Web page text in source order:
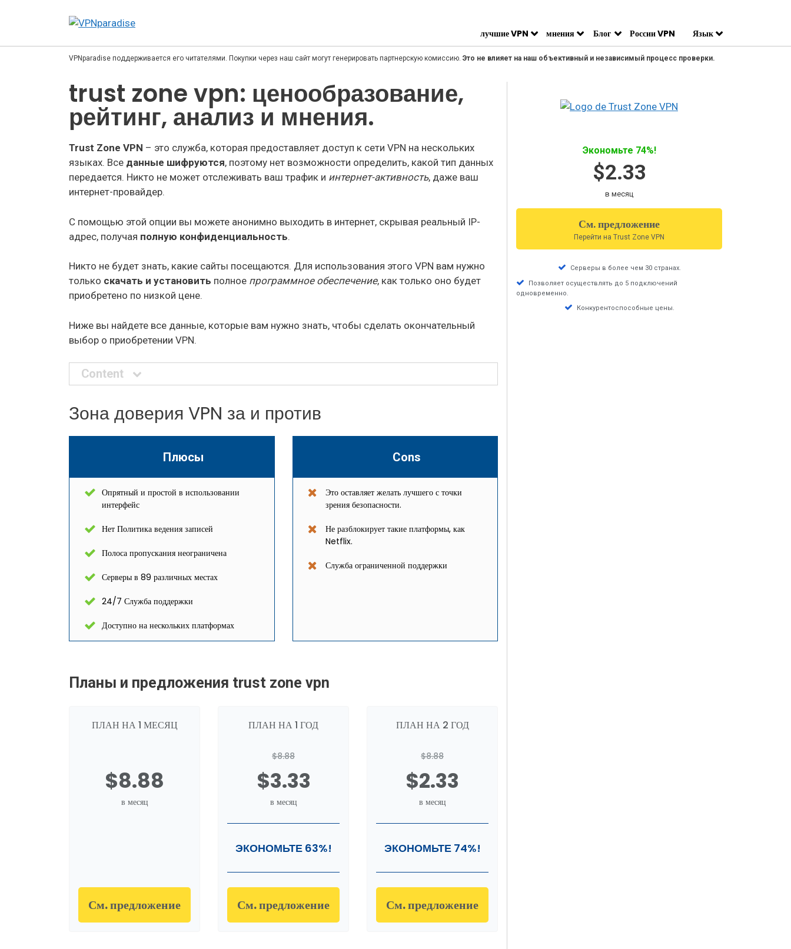
лучшие VPN мнения Блог России VPN Язык
VPNparadise поддерживается его читателями. Покупки через наш сайт могут генерировать партнерскую комиссию. Это не влияет на наш объективный и независимый процесс проверки.
trust zone vpn: ценообразование,
рейтинг, анализ и мнения.
Trust Zone VPN – это служба, которая предоставляет доступ к сети VPN на нескольких
языках. Все данные шифруются, поэтому нет возможности определить, какой тип данных
передается. Никто не может отслеживать ваш трафик и интернет-активность, даже ваш
интернет-провайдер.
С помощью этой опции вы можете анонимно выходить в интернет, скрывая реальный IP-
адрес, получая полную конфиденциальность.
Никто не будет знать, какие сайты посещаются. Для использования этого VPN вам нужно
только скачать и установить полное программное обеспечение, как только оно будет
приобретено по низкой цене.
Ниже вы найдете все данные, которые вам нужно знать, чтобы сделать окончательный
выбор о приобретении VPN.
Content
Зона доверия VPN за и против
Плюсы
Опрятный и простой в использовании
интерфейс
Нет Политика ведения записей
Полоса пропускания неограничена
Серверы в 89 различных местах
24/7 Служба поддержки
Доступно на нескольких платформах
Cons
Это оставляет желать лучшего с точки
зрения безопасности.
Не разблокирует такие платформы, как
Netflix.
Служба ограниченной поддержки
Планы и предложения trust zone vpn
ПЛАН НА 1 МЕСЯЦ
$8.88
в месяц
См. предложение
ПЛАН НА 1 ГОД
$8.88
$3.33
в месяц
ЭКОНОМЬТЕ 63%!
См. предложение
ПЛАН НА 2 ГОД
$8.88
$2.33
в месяц
ЭКОНОМЬТЕ 74%!
См. предложение
Экономьте 74%!
$2.33
в месяц
См. предложение
Перейти на Trust Zone VPN
Серверы в более чем 30 странах.
Позволяет осуществлять до 5 подключений
одновременно.
Конкурентоспособные цены.